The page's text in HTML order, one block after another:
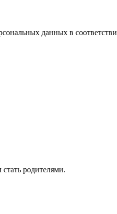
данных в
родителями.